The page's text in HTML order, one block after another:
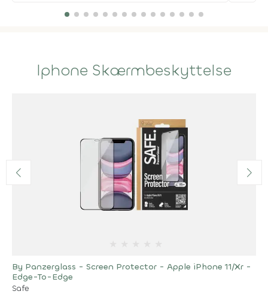
Iphone Skærmbeskyttelse
By Panzerglass - Screen Protector - Apple iPhone 11/Xr -
Edge-To-Edge
Safe